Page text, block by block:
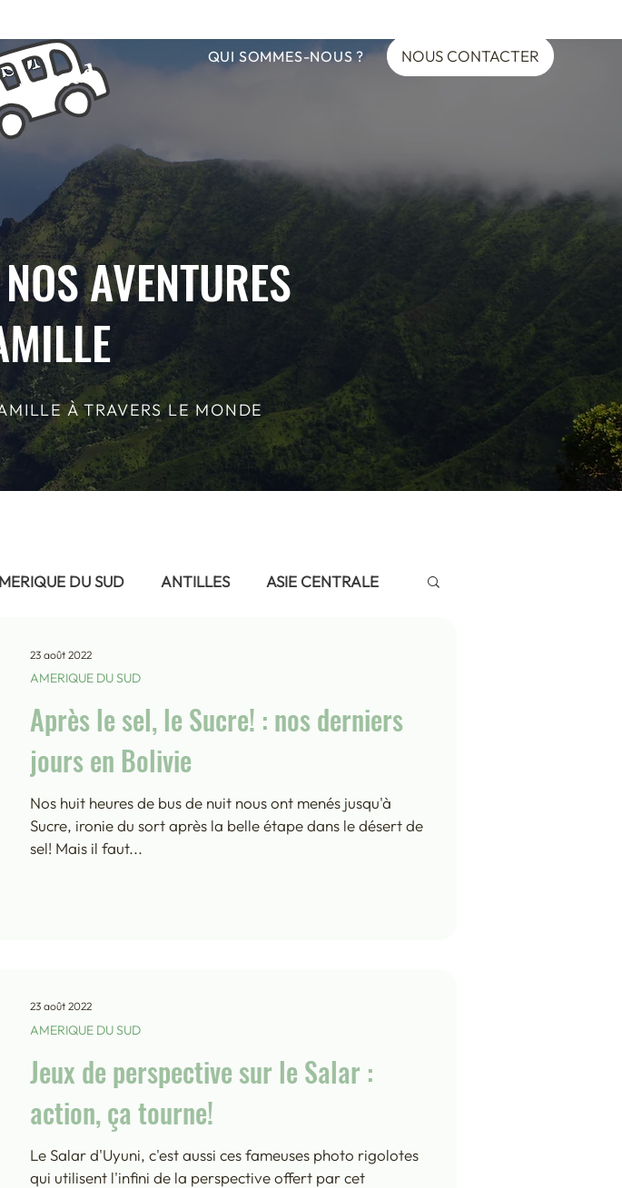
the road
QUI SOMMES-NOUS ? NOUS CONTACTER
AVENTURES
À TRAVERS LE MONDE
DU SUD ANTILLES ASIE CENTRALE
OCEANIE
AFRIQUE - Maroc 2022 et Fès 2019
AFRIQUE- Tunis 2024
NORD - New York 2016
DU NORD - Rocheuses 2025
SUD - Galapagos 2022
- Bolivie 2022 ANTILLES - Martinique 2019
- Ouzbekistan 2021 ASIE DU SUD EST - Bangkok 2023
Après le sel, le Sucre! : nos derniers
jours en Bolivie
Nos huit heures de bus de nuit nous ont menés jusqu'à
Sucre, ironie du sort après la belle étape dans le désert de
sel! Mais il faut...
AMERIQUE DU SUD
23 août 2022
Jeux de perspective sur le Salar :
action, ça tourne!
Le Salar d'Uyuni, c'est aussi ces fameuses photo rigolotes
qui utilisent l'infini de la perspective offert par cet
AMERIQUE DU SUD
23 août 2022